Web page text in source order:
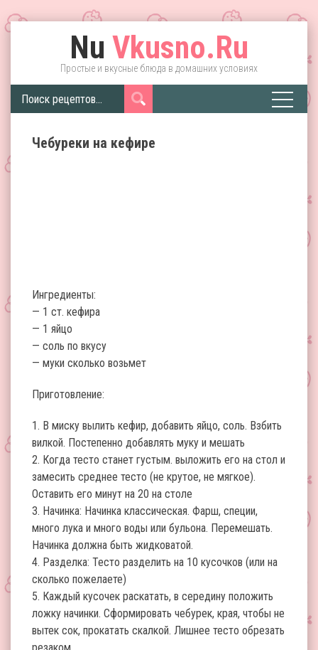
Nu Vkusno.Ru
Простые и вкусные блюда в домашних условиях
Чебуреки на кефире
Ингредиенты:
— 1 ст. кефира
— 1 яйцо
— соль по вкусу
— муки сколько возьмет
Приготовление:
1. В миску вылить кефир, добавить яйцо, соль. Взбить
вилкой. Постепенно добавлять муку и мешать
2. Когда тесто станет густым. выложить его на стол и
замесить среднее тесто (не крутое, не мягкое).
Оставить его минут на 20 на столе
3. Начинка: Начинка классическая. Фарш, специи,
много лука и много воды или бульона. Перемешать.
Начинка должна быть жидковатой.
4. Разделка: Тесто разделить на 10 кусочков (или на
сколько пожелаете)
5. Каждый кусочек раскатать, в середину положить
ложку начинки. Сформировать чебурек, края, чтобы не
вытек сок, прокатать скалкой. Лишнее тесто обрезать